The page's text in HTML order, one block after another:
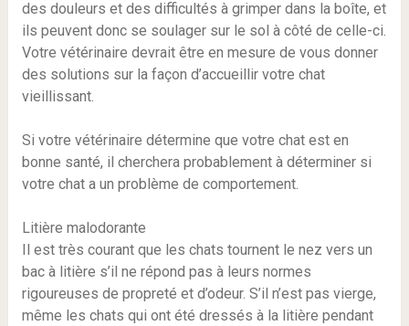
des douleurs et des difficultés à grimper dans la boîte, et
ils peuvent donc se soulager sur le sol à côté de celle-ci.
Votre vétérinaire devrait être en mesure de vous donner
des solutions sur la façon d’accueillir votre chat
vieillissant.
Si votre vétérinaire détermine que votre chat est en
bonne santé, il cherchera probablement à déterminer si
votre chat a un problème de comportement.
Litière malodorante
Il est très courant que les chats tournent le nez vers un
bac à litière s’il ne répond pas à leurs normes
rigoureuses de propreté et d’odeur. S’il n’est pas vierge,
même les chats qui ont été dressés à la litière pendant